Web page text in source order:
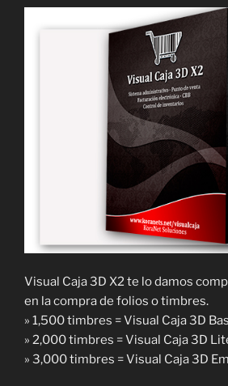
Visual Caja 3D X2 te lo damos
en la compra de folios o timbres.
» 1,500 timbres = Visual Caja 3D
» 2,000 timbres = Visual Caja 3D
» 3,000 timbres = Visual Caja 3D